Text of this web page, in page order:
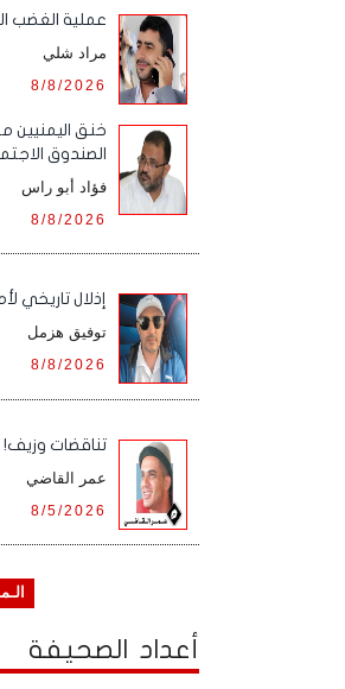
‏عملية الغضب
مراد شلي
8/8/2026
خنق اليمنيين
الصندوق
فؤاد أبو راس
8/8/2026
إذلال تاريخي
توفيق هزمل
8/8/2026
تناقضات وزيف!
عمر القاضي
8/5/2026
أعداد الصحيفة